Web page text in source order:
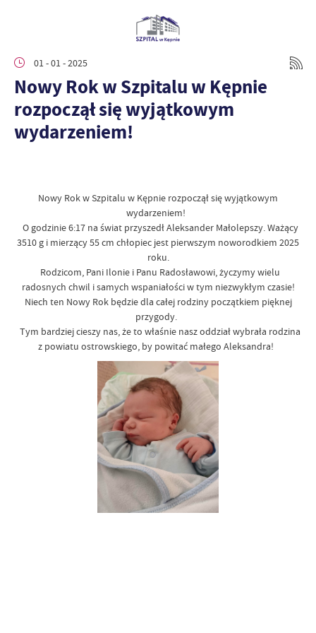
01 - 01 - 2025
Nowy Rok w Szpitalu w Kępnie
rozpoczął się wyjątkowym
wydarzeniem!
Nowy Rok w Szpitalu w Kępnie rozpoczął się wyjątkowym
wydarzeniem!
O godzinie 6:17 na świat przyszedł Aleksander Małolepszy. Ważący
3510 g i mierzący 55 cm chłopiec jest pierwszym noworodkiem 2025
roku.
Rodzicom, Pani Ilonie i Panu Radosławowi, życzymy wielu
radosnych chwil i samych wspaniałości w tym niezwykłym czasie!
Niech ten Nowy Rok będzie dla całej rodziny początkiem pięknej
przygody.
Tym bardziej cieszy nas, że to właśnie nasz oddział wybrała rodzina
z powiatu ostrowskiego, by powitać małego Aleksandra!